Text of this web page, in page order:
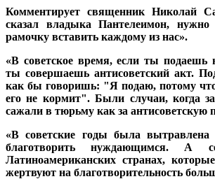
Комментирует священник Николай
сказал владыка Пантелеимон,
рамочку вставить каждому из нас».
«В советское время, если ты
ты совершаешь антисоветский акт.
как бы говоришь: "Я подаю, потому что
его не кормит". Были случаи, когда
сажали в тюрьму как за антисоветскую
«В советские годы была вытравлена
благотворить нуждающимся. А
Латиноамериканских странах,
жертвуют на благотворительность